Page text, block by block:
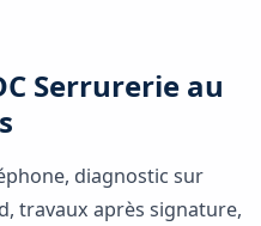
Serrurerie au
diagnostic sur
travaux après signature,